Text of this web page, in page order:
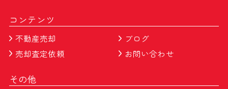
コンテンツ
不動産売却
ブログ
売却査定依頼
お問い合わせ
その他